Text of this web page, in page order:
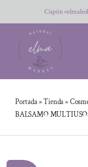
al
contenido
Cupón
Portada»Tienda»
BALSAMO